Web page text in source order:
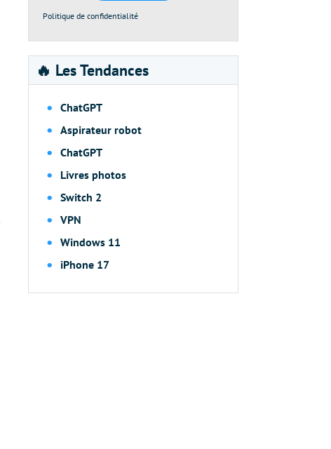
Politique de confidentialité
🔥 Les Tendances
ChatGPT
Aspirateur robot
ChatGPT
Livres photos
Switch 2
VPN
Windows 11
iPhone 17